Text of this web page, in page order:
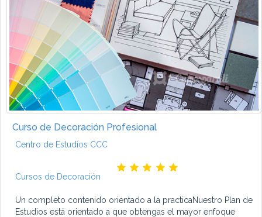
Curso de Decoración Profesional
Centro de Estudios CCC
Cursos de Decoración
Un completo contenido orientado a la practicaNuestro Plan de
Estudios está orientado a que obtengas el mayor enfoque